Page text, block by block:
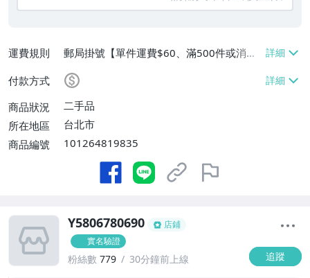
運費規則
郵局掛號【單件運費$60、滿500件或消費
滿$20000免運費】
付款方式
商品狀況
二手品
所在地區
台北市
商品編號
101264819835
Y5806780690
店鋪
實名驗證
粉絲數 779 30分鐘前上線 追蹤